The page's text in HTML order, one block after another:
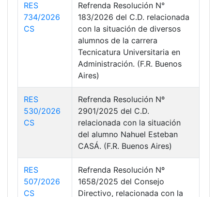
RES
734/2026
CS
Refrenda Resolución N°
183/2026 del C.D. relacionada
con la situación de diversos
alumnos de la carrera
Tecnicatura Universitaria en
Administración. (F.R. Buenos
Aires)
RES
530/2026
CS
Refrenda Resolución Nº
2901/2025 del C.D.
relacionada con la situación
del alumno Nahuel Esteban
CASÁ. (F.R. Buenos Aires)
RES
507/2026
CS
Refrenda Resolución Nº
1658/2025 del Consejo
Directivo, relacionada con la